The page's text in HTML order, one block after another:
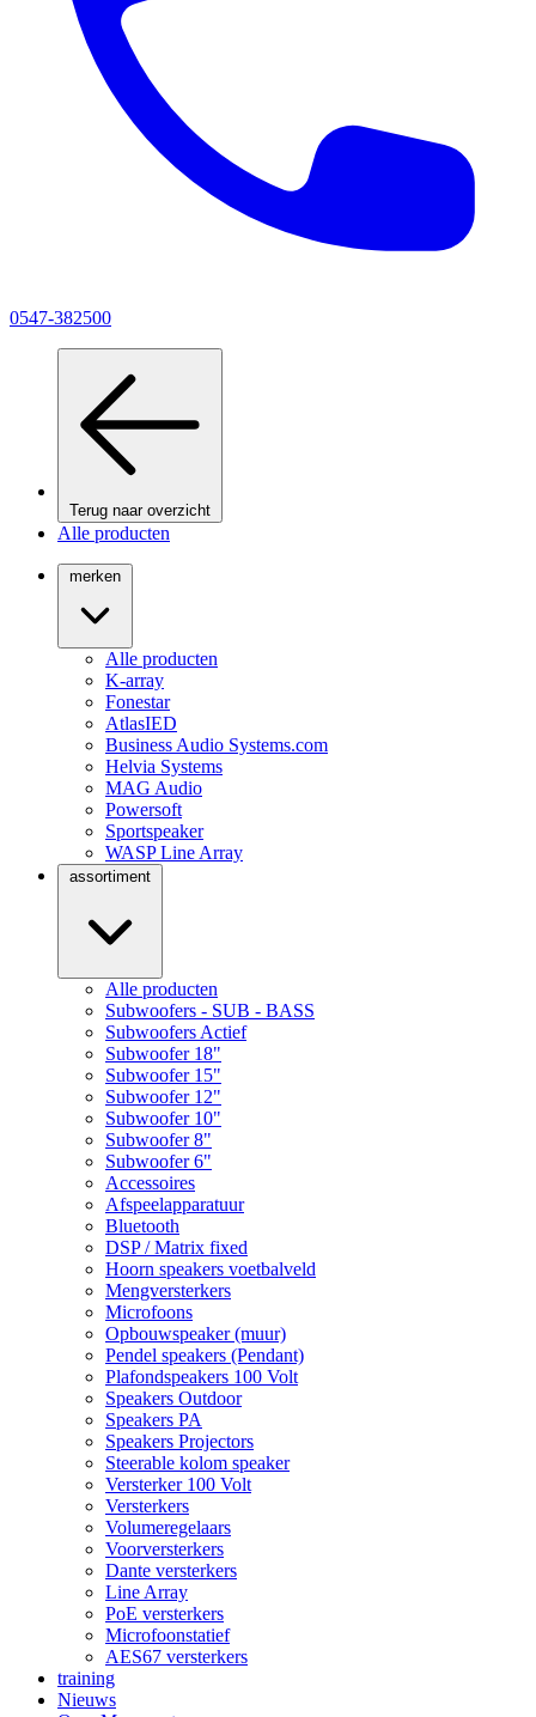
0547-382500
Terug naar overzicht
Alle producten
merken
Alle producten
K-array
Fonestar
AtlasIED
Business Audio Systems.com
Helvia Systems
MAG Audio
Powersoft
Sportspeaker
WASP Line Array
assortiment
Alle producten
Subwoofers - SUB - BASS
Subwoofers Actief
Subwoofer 18"
Subwoofer 15"
Subwoofer 12"
Subwoofer 10"
Subwoofer 8"
Subwoofer 6"
Accessoires
Afspeelapparatuur
Bluetooth
DSP / Matrix fixed
Hoorn speakers voetbalveld
Mengversterkers
Microfoons
Opbouwspeaker (muur)
Pendel speakers (Pendant)
Plafondspeakers 100 Volt
Speakers Outdoor
Speakers PA
Speakers Projectors
Steerable kolom speaker
Versterker 100 Volt
Versterkers
Volumeregelaars
Voorversterkers
Dante versterkers
Line Array
PoE versterkers
Microfoonstatief
AES67 versterkers
training
Nieuws